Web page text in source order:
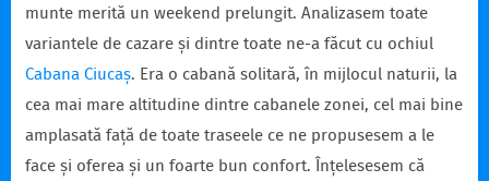
munte merită un weekend prelungit. Analizasem toate
variantele de cazare și dintre toate ne-a făcut cu ochiul
Cabana Ciucaș. Era o cabană solitară, în mijlocul naturii, la
cea mai mare altitudine dintre cabanele zonei, cel mai bine
amplasată față de toate traseele ce ne propusesem a le
face și oferea și un foarte bun confort. Înțelesesem că